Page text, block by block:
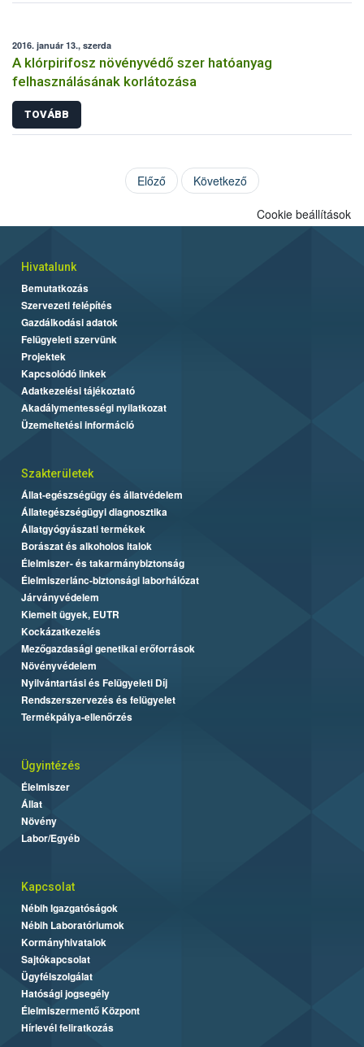
2016. január 13., szerda
A klórpirifosz növényvédő szer hatóanyag
felhasználásának korlátozása
TOVÁBB
Előző Következő
Cookie beállítások
Hivatalunk
Bemutatkozás
Szervezeti felépítés
Gazdálkodási adatok
Felügyeleti szervünk
Projektek
Kapcsolódó linkek
Adatkezelési tájékoztató
Akadálymentességi nyilatkozat
Üzemeltetési információ
Szakterületek
Állat-egészségügy és állatvédelem
Állategészségügyi diagnosztika
Állatgyógyászati termékek
Borászat és alkoholos italok
Élelmiszer- és takarmánybiztonság
Élelmiszerlánc-biztonsági laborhálózat
Járványvédelem
Kiemelt ügyek, EUTR
Kockázatkezelés
Mezőgazdasági genetikai erőforrások
Növényvédelem
Nyilvántartási és Felügyeleti Díj
Rendszerszervezés és felügyelet
Termékpálya-ellenőrzés
Ügyintézés
Élelmiszer
Állat
Növény
Labor/Egyéb
Kapcsolat
Nébih Igazgatóságok
Nébih Laboratóriumok
Kormányhivatalok
Sajtókapcsolat
Ügyfélszolgálat
Hatósági jogsegély
Élelmiszermentő Központ
Hírlevél feliratkozás